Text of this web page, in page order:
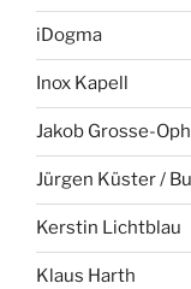
iDogma
Inox Kapell
Jakob Grosse-
Jürgen Küster /
Kerstin Lichtblau
Klaus Harth